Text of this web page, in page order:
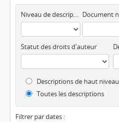
Niveau de description
Statut des droits d'auteur
Descriptions de haut niveau
Toutes les descriptions
Filtrer par dates :